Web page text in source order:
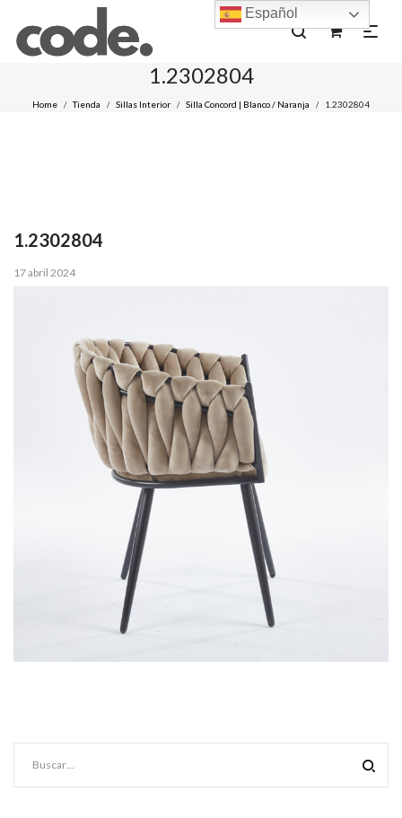
1.2302804
Home / Tienda / Sillas Interior / Silla Concord | Blanco / Naranja / 1.2302804
1.2302804
Posted
17 abril 2024
Español